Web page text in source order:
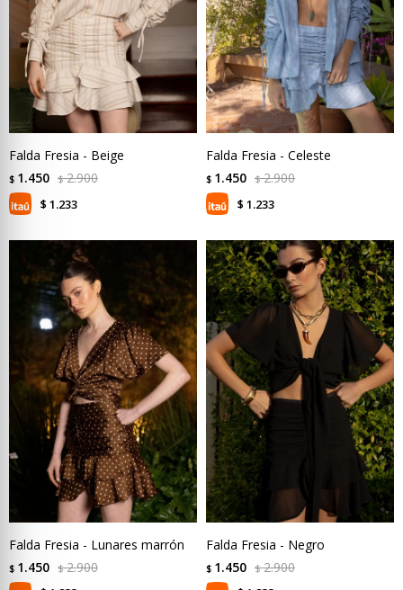
Falda Fresia - Beige
$ 1.450 $ 2.900
$ 1.233
Falda Fresia - Celeste
$ 1.450 $ 2.900
$ 1.233
Falda Fresia - Lunares marrón
$ 1.450 $ 2.900
Falda Fresia - Negro
$ 1.450 $ 2.900